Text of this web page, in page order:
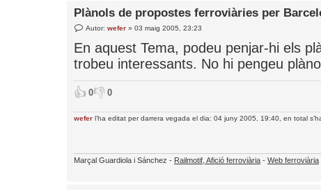
Plànols de propostes ferroviàries per
E
r
a
d
Autor:wefer »03 maig 2005, 23:23
En aquest Tema, podeu penjar-hi els
trobeu interessants. No hi pengeu
👍 0👎 0
wefer l’ha editat per darrera vegada el dia: 04 juny 2005, 19:40, en total
Marçal Guardiola i Sánchez - Railmotif, Afició ferroviària - Web ferroviària